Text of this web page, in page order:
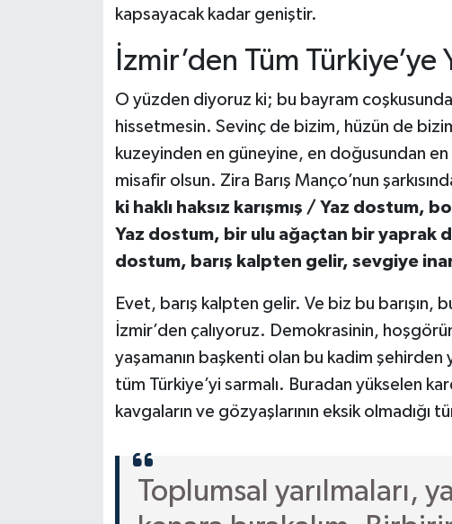
kapsayacak kadar geniştir.
İzmir’den Tüm Türkiye’ye
O yüzden diyoruz ki; bu bayram
hissetmesin. Sevinç de bizim, hüzün de
kuzeyinden en güneyine, en doğusundan
misafir olsun. Zira Barış Manço’nun
ki haklı haksız karışmış / Yaz dostum,
Yaz dostum, bir ulu ağaçtan bir yaprak
dostum, barış kalpten gelir, sevgiye
Evet, barış kalpten gelir. Ve biz bu barışın,
İzmir’den çalıyoruz. Demokrasinin,
yaşamanın başkenti olan bu kadim şehirden
tüm Türkiye’yi sarmalı. Buradan yükselen
kavgaların ve gözyaşlarının eksik olmadığı
Toplumsal yarılmaları,